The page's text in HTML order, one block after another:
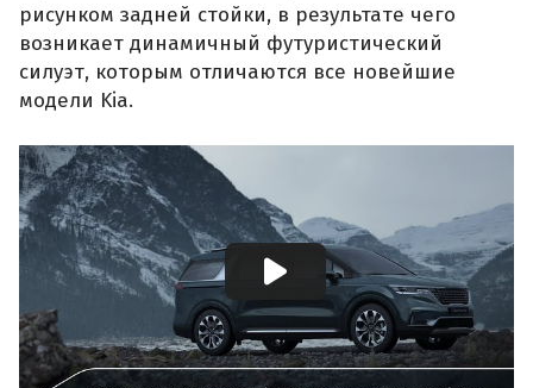
рисунком задней стойки, в результате чего
возникает динамичный футуристический
силуэт, которым отличаются все новейшие
модели Kia.